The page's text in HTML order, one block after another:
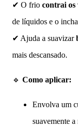
✔ O frio contrai os
de líquidos e o
✔ Ajuda a suavizar
mais descansado.
🔹 Como aplicar:
Envolva um
suavemente